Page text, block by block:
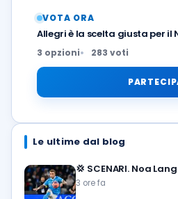
VOTA ORA
Allegri è la scelta giusta per il
3 opzioni 283 voti
Le ultime dal blog
💢 SCENARI. Noa
3 ore fa